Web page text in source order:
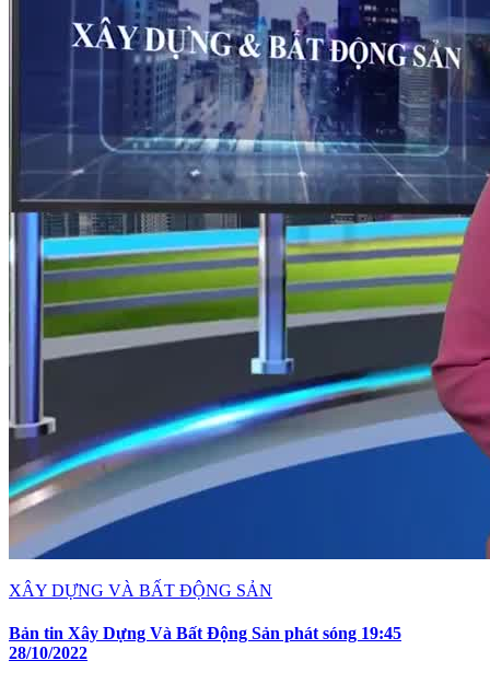
XÂY DỰNG VÀ BẤT ĐỘNG SẢN
Bản tin Xây Dựng Và Bất Động Sản phát sóng 19:45
28/10/2022